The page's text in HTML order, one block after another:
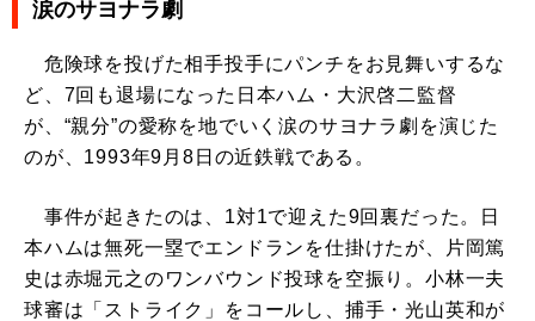
涙のサヨナラ劇
危険球を投げた相手投手にパンチをお見舞いするな
ど、7回も退場になった日本ハム・大沢啓二監督
が、“親分”の愛称を地でいく涙のサヨナラ劇を演じた
のが、1993年9月8日の近鉄戦である。
事件が起きたのは、1対1で迎えた9回裏だった。日
本ハムは無死一塁でエンドランを仕掛けたが、片岡篤
史は赤堀元之のワンバウンド投球を空振り。小林一夫
球審は「ストライク」をコールし、捕手・光山英和が